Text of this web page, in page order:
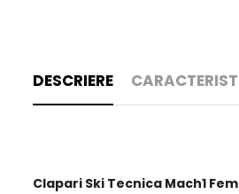
DESCRIERE
Clapari Ski Tecnica Mach1